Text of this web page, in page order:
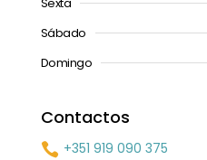
Sexta
Sábado
Domingo
Contactos
 +351 919 090 375